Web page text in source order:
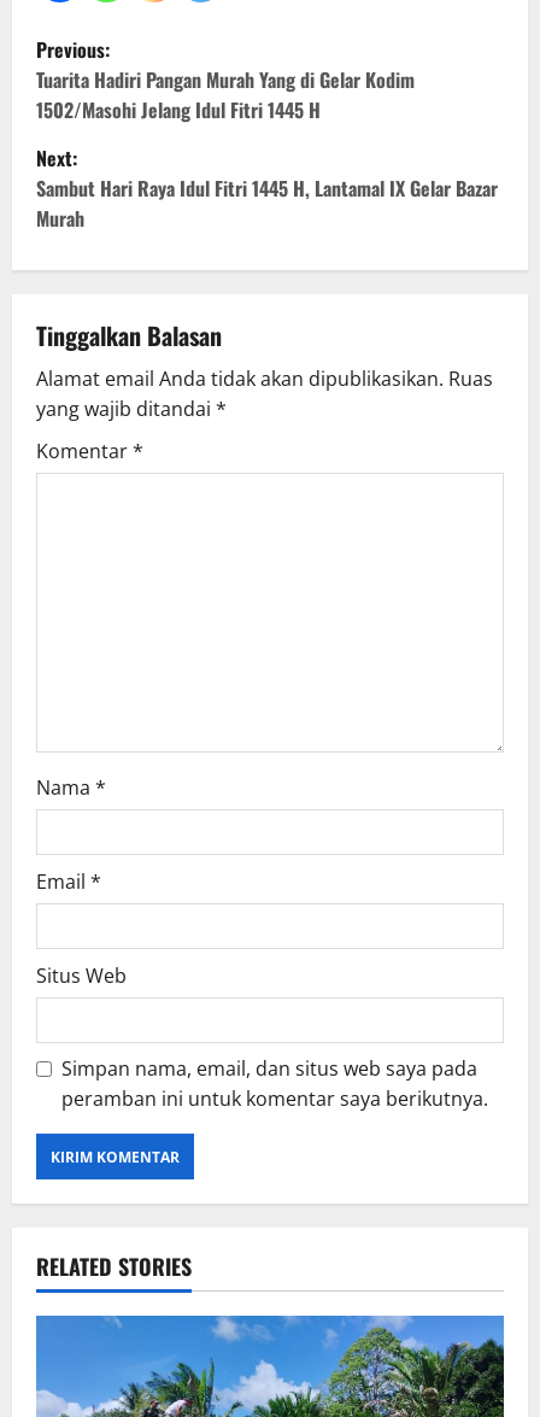
P
o
s
t
n
v
i
g
Previous:
Tuarita Hadiri Pangan Murah Yang di Gelar Kodim
1502/Masohi Jelang Idul Fitri 1445 H
Next:
Sambut Hari Raya Idul Fitri 1445 H, Lantamal IX Gelar Bazar
Murah
Tinggalkan Balasan
Alamat email Anda tidak akan dipublikasikan. Ruas
yang wajib ditandai *
Komentar*
Nama *
Email *
Situs Web
Simpan nama, email, dan situs web saya pada
peramban ini untuk komentar saya berikutnya.
RELATED STORIES